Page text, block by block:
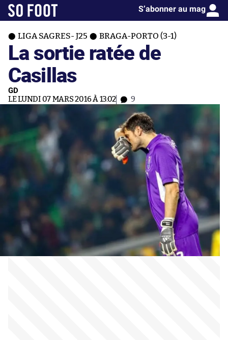
S’abonner au mag
LIGA SAGRES- J25 BRAGA-PORTO (3-1)
La sortie ratée de
Casillas
GD
LE LUNDI 07 MARS 2016 À 13:02 9